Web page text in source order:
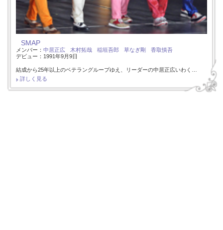
SMAP
メンバー： 中居正広 木村拓哉 稲垣吾郎 草なぎ剛
香取慎吾
デビュー：1991年9月9日
結成から25年以上のベテラングループゆえ、リーダーの中居正広いわく…
詳しく見る